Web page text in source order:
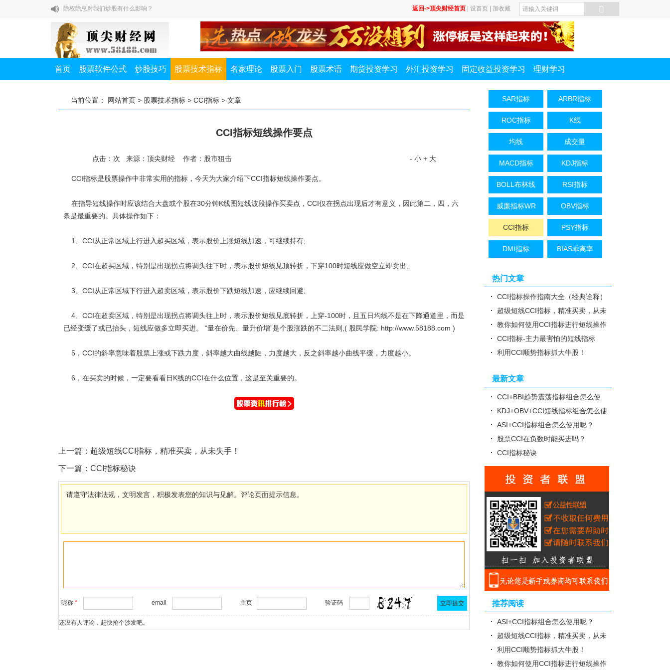
除权除息对我们炒股有什么影响？
如何提高A股打新中签率？
私募一哥徐翔教你炒股七节课
除权除息对我们炒股有什么影响？
返回->顶尖财经首页 设首页 加收藏
首页 股票软件公式 炒股技巧 股票技术指标 名家理论 股票入门 股票术语 期货投资学习 外汇投资学习 固定收益投资学习 理财学习
当前位置： 网站首页 > 股票技术指标 > CCI指标 > 文章
CCI指标短线操作要点
点击： 次 来源：顶尖财经 作者：股市狙击 - 小 + 大
CCI指标是股票操作中非常实用的指标，今天为大家介绍下CCI指标短线操作要点。
在指导短线操作时应该结合大盘或个股在30分钟K线图短线波段操作买卖点，CCI仅在拐点出现后才有意义，因此第二，四，六
条是最重要的。具体操作如下：
1、CCI从正常区域上行进入超买区域，表示股价上涨短线加速，可继续持有;
2、CCI在超买区域，特别是出现拐点将调头往下时，表示股价短线见顶转折，下穿100时短线应做空立即卖出;
3、CCI从正常区域下行进入超卖区域，表示股价下跌短线加速，应继续回避;
4、CCI在超卖区域，特别是出现拐点将调头往上时，表示股价短线见底转折，上穿-100时，且五日均线不是在下降通道里，而是
已经变缓了或已抬头，短线应做多立即买进。 “量在价先、量升价增”是个股涨跌的不二法则,( 股民学院: http://www.58188.com )
5，CCI的斜率意味着股票上涨或下跌力度，斜率越大曲线越陡，力度越大，反之斜率越小曲线平缓，力度越小。
6，在买卖的时候，一定要看看日K线的CCI在什么位置，这是至关重要的。
上一篇： 超级短线CCI指标，精准买卖，从未失手！
下一篇： CCI指标秘诀
请遵守法律法规，文明发言，积极发表您的知识与见解。评论页面提示信息。
昵称* email 主页 验证码
还没有人评论，赶快抢个沙发吧。
SAR指标 ARBR指标
ROC指标 K线
均线 成交量
MACD指标 KDJ指标
BOLL布林线 RSI指标
威廉指标WR OBV指标
CCI指标 PSY指标
DMI指标 BIAS乖离率
热门文章
CCI指标操作指南大全（经典诠释）
超级短线CCI指标，精准买卖，从未
失手！
教你如何使用CCI指标进行短线操作
CCI指标-主力最害怕的短线指标
利用CCI顺势指标抓大牛股！
最新文章
CCI+BBI趋势震荡指标组合怎么使
用？
KDJ+OBV+CCI短线指标组合怎么使
用？
ASI+CCI指标组合怎么使用呢？
股票CCI在负数时能买进吗？
CCI指标秘诀
推荐阅读
ASI+CCI指标组合怎么使用呢？
超级短线CCI指标，精准买卖，从未
失手！
利用CCI顺势指标抓大牛股！
教你如何使用CCI指标进行短线操作